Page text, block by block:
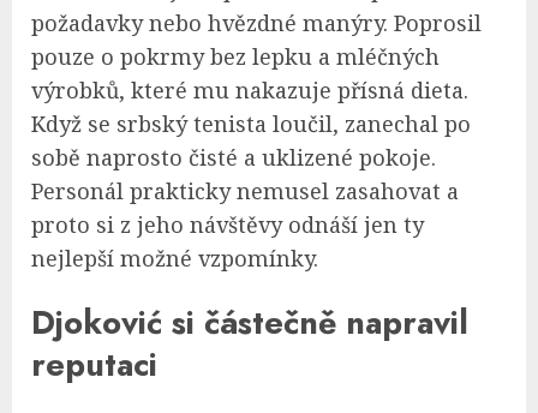
požadavky nebo hvězdné manýry. Poprosil
pouze o pokrmy bez lepku a mléčných
výrobků, které mu nakazuje přísná dieta.
Když se srbský tenista loučil, zanechal po
sobě naprosto čisté a uklizené pokoje.
Personál prakticky nemusel zasahovat a
proto si z jeho návštěvy odnáší jen ty
nejlepší možné vzpomínky.
Djoković si částečně napravil
reputaci